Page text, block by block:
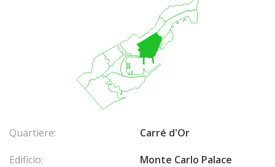
Quartiere:
Carré d'Or
Edificio:
Monte Carlo Palace